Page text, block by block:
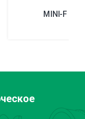
MINI-F Led